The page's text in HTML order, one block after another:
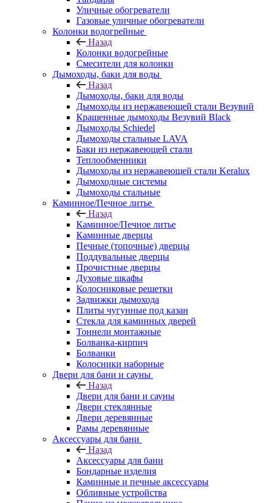
Уличные обогреватели
Газовые уличные обогреватели
Колонки водогрейные
Назад
Колонки водогрейные
Смесители для колонки
Дымоходы, баки для воды
Назад
Дымоходы, баки для воды
Дымоходы из нержавеющей стали Везувий
Крашенные дымоходы Везувий Black
Дымоходы Schiedel
Дымоходы стальные LAVA
Баки из нержавеющей стали
Теплообменники
Дымоходы из нержавеющей стали Keralux
Дымоходные системы
Дымоходы стальные
Каминное/Печное литье
Назад
Каминное/Печное литье
Каминные дверцы
Печные (топочные) дверцы
Поддувальные дверцы
Прочистные дверцы
Духовые шкафы
Колосниковые решетки
Задвижки дымохода
Плиты чугунные под казан
Стекла для каминных дверей
Тоннели монтажные
Болванка-кирпич
Болванки
Колосники наборные
Двери для бани и сауны
Назад
Двери для бани и сауны
Двери стеклянные
Двери деревянные
Рамы деревянные
Аксессуары для бани
Назад
Аксессуары для бани
Бондарные изделия
Каминные и печные аксессуары
Обливные устройства